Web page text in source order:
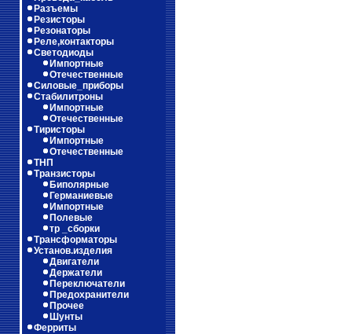
Разъемы
Резисторы
Резонаторы
Реле,контакторы
Светодиоды
Импортные
Отечественные
Силовые_приборы
Стабилитроны
Импортные
Отечественные
Тиристоры
Импортные
Отечественные
ТНП
Транзисторы
Биполярные
Германиевые
Импортные
Полевые
тр _сборки
Трансформаторы
Установ.изделия
Двигатели
Держатели
Переключатели
Предохранители
Прочее
Шунты
Ферриты